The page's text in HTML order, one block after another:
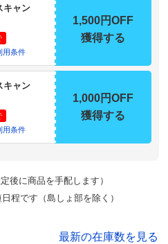
キャン
用条件
1,500円OFF
獲得する
キャン
用条件
1,000円OFF
獲得する
定後に商品を手配します）
程です（島しょ部を除く）
最新の在庫数を見る